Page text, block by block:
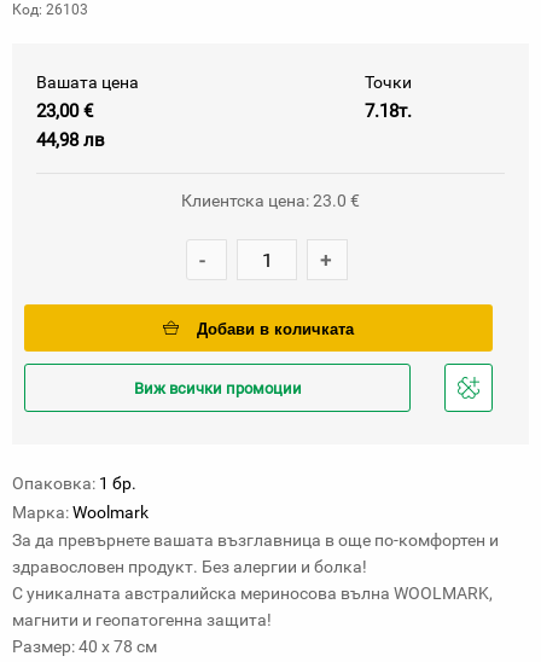
Код: 26103
Вашата цена
23,00 €
44,98 лв
Точки
7.18т.
Клиентска цена: 23.0 €
- +
Добави в количката
Виж всички промоции
Добави
Опаковка: 1 бр.
Марка:Woolmark
За да превърнете вашата възглавница в още по-комфортен и
здравословен продукт. Без алергии и болка!
С уникалната австралийска мериносова вълна WOOLMARK,
магнити и геопатогенна защита!
Размер: 40 х 78 см